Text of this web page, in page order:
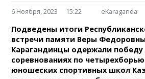
6 Ноября, 2023 15:22 eKaraganda
Подведены итоги
встречи памяти Веры
Карагандинцы одержали победу
соревнованиях по
юношеских спортивных школ